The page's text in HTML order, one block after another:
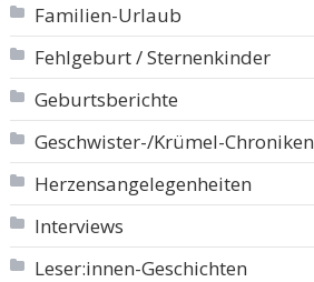
Familien-Urlaub
Fehlgeburt / Sternenkinder
Geburtsberichte
Geschwister-/Krümel-Chroniken
Herzensangelegenheiten
Interviews
Leser:innen-Geschichten